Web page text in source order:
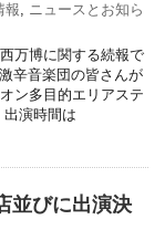
報, ニュースとお知ら
万博に関する続報で
辛音楽団の皆さんが
ン多目的エリアステ
出演時間は
並びに出演決